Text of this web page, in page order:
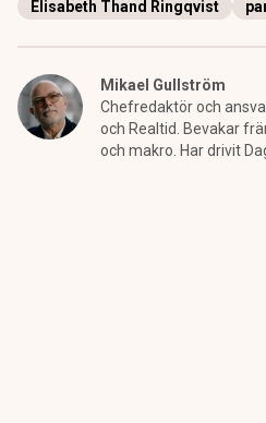
Elisabeth Thand Ringqvist
Mikael Gullström
Chefredaktör och
och Realtid. Bevakar
och makro. Har drivit